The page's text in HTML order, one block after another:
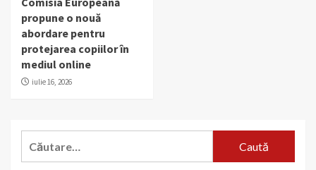
propune o nouă
abordare pentru
protejarea copiilor în
mediul online
iulie 16, 2026